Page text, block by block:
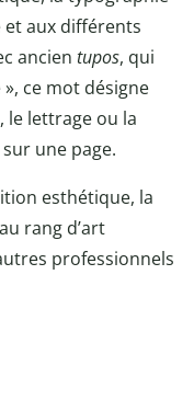
et aux différents
ancien tupos, qui
ce mot désigne
le lettrage ou la
une page.
esthétique, la
rang d’art
professionnels